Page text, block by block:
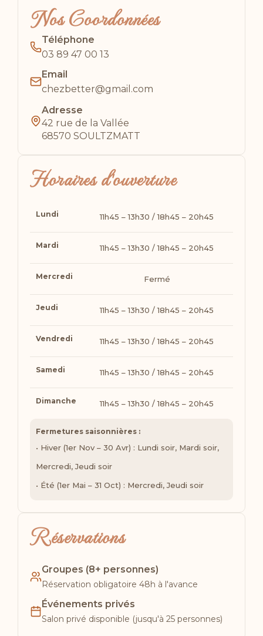
Nos Coordonnées
Téléphone
03 89 47 00 13
Email
chezbetter@gmail.com
Adresse
42 rue de la Vallée
68570 SOULTZMATT
Horaires d'ouverture
Lundi 11h45 – 13h30 / 18h45 – 20h45
Mardi 11h45 – 13h30 / 18h45 – 20h45
Mercredi Fermé
Jeudi 11h45 – 13h30 / 18h45 – 20h45
Vendredi 11h45 – 13h30 / 18h45 – 20h45
Samedi 11h45 – 13h30 / 18h45 – 20h45
Dimanche 11h45 – 13h30 / 18h45 – 20h45
Fermetures saisonnières :
• Hiver (1er Nov – 30 Avr) : Lundi soir, Mardi soir,
Mercredi, Jeudi soir
• Été (1er Mai – 31 Oct) : Mercredi, Jeudi soir
Réservations
Groupes (8+ personnes)
Réservation obligatoire 48h à l'avance
Événements privés
Salon privé disponible (jusqu'à 25 personnes)